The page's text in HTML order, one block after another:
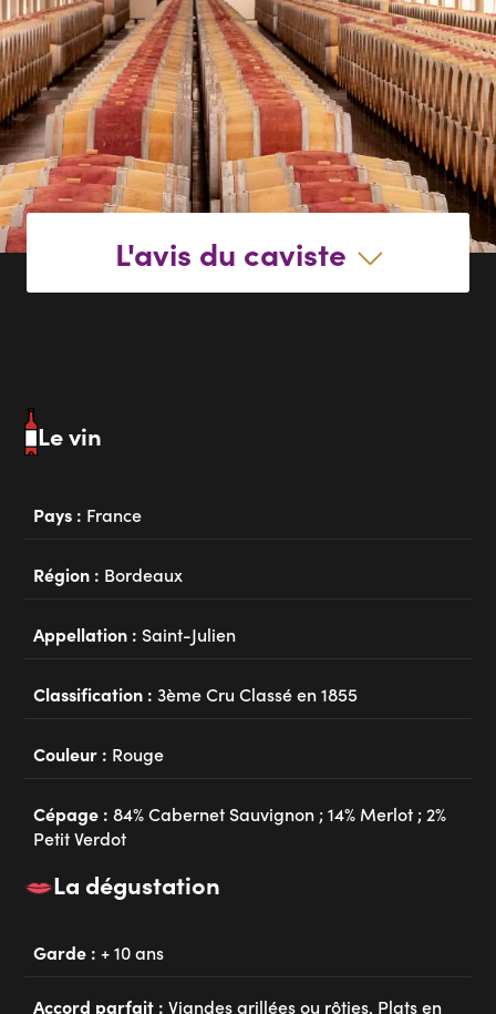
L'avis du caviste
Le vin
Pays : France
Région : Bordeaux
Appellation : Saint-Julien
Classification :3ème Cru Classé en 1855
Couleur : Rouge
Cépage :84% Cabernet Sauvignon ; 14% Merlot ; 2%
Petit Verdot
La dégustation
Garde :+ 10 ans
Accord parfait :Viandes grillées ou rôties, Plats en